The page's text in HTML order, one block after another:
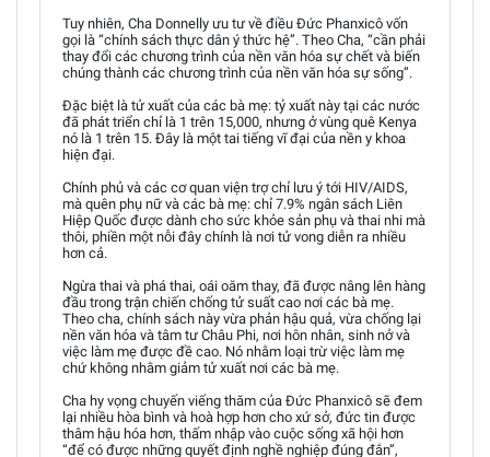
Tuy nhiên, Cha Donnelly ưu tư về điều Đức Phanxicô vốn
gọi là “chính sách thực dân ý thức hệ”. Theo Cha, “cần phải
thay đổi các chương trình của nền văn hóa sự chết và biến
chúng thành các chương trình của nền văn hóa sự sống”.
Đặc biệt là tử xuất của các bà mẹ: tỷ xuất này tại các nước
đã phát triển chỉ là 1 trên 15,000, nhưng ở vùng quê Kenya
nó là 1 trên 15. Đây là một tai tiếng vĩ đại của nền y khoa
hiện đại.
Chính phủ và các cơ quan viện trợ chỉ lưu ý tới HIV/AIDS,
mà quên phụ nữ và các bà mẹ: chỉ 7.9% ngân sách Liên
Hiệp Quốc được dành cho sức khỏe sản phụ và thai nhi mà
thôi, phiền một nỗi đây chính là nơi tử vong diễn ra nhiều
hơn cả.
Ngừa thai và phá thai, oái oăm thay, đã được nâng lên hàng
đầu trong trận chiến chống tử suất cao nơi các bà mẹ.
Theo cha, chính sách này vừa phản hậu quả, vừa chống lại
nền văn hóa và tâm tư Châu Phi, nơi hôn nhân, sinh nở và
việc làm mẹ được đề cao. Nó nhằm loại trừ việc làm mẹ
chứ không nhằm giảm tử xuất nơi các bà mẹ.
Cha hy vọng chuyến viếng thăm của Đức Phanxicô sẽ đem
lại nhiều hòa bình và hoà hợp hơn cho xứ sở, đức tin được
thâm hậu hóa hơn, thấm nhập vào cuộc sống xã hội hơn
“để có được những quyết định nghề nghiệp đúng đắn”,